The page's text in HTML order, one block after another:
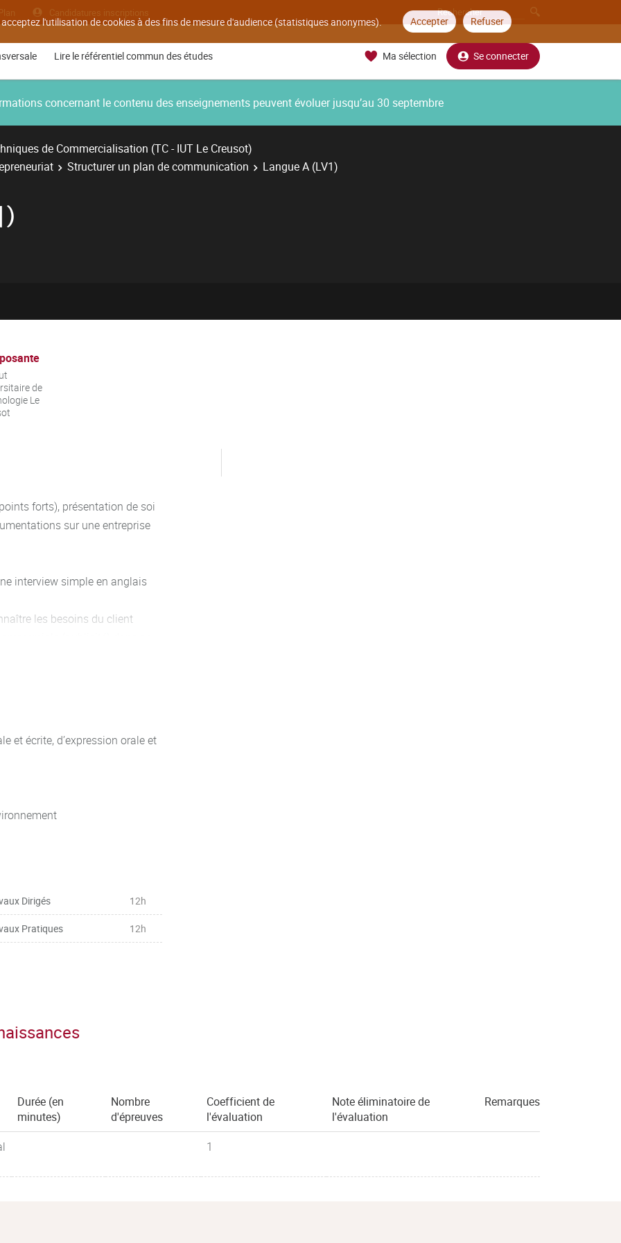
l'utilisation de cookies à des fins de mesure d'audience (statistiques anonymes). Accepter Refuser
Plan Candidatures inscriptions
Lire le référentiel commun des études Ma sélection Se connecter
concernant le contenu des enseignements peuvent évoluer jusqu’au 30 septembre
de Commercialisation (TC - IUT Le Creusot)
Structurer un plan de communication Langue A (LV1)
de
Le
forts), présentation de soi
sur une entreprise
interview simple en anglais
les besoins du client
et emploi des
prix, etc.), lire des graphiques
de la communication
et écrite, d’expression orale et
Dirigés 12h
Pratiques 12h
Durée (en
minutes)
Nombre
d'épreuves
Coefficient de
l'évaluation
Note éliminatoire de
l'évaluation
Remarques
1